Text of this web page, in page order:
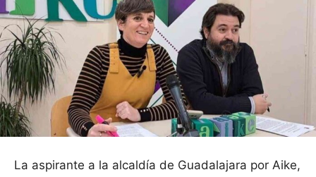
La aspirante a la alcaldía de Guadalajara por Aike,